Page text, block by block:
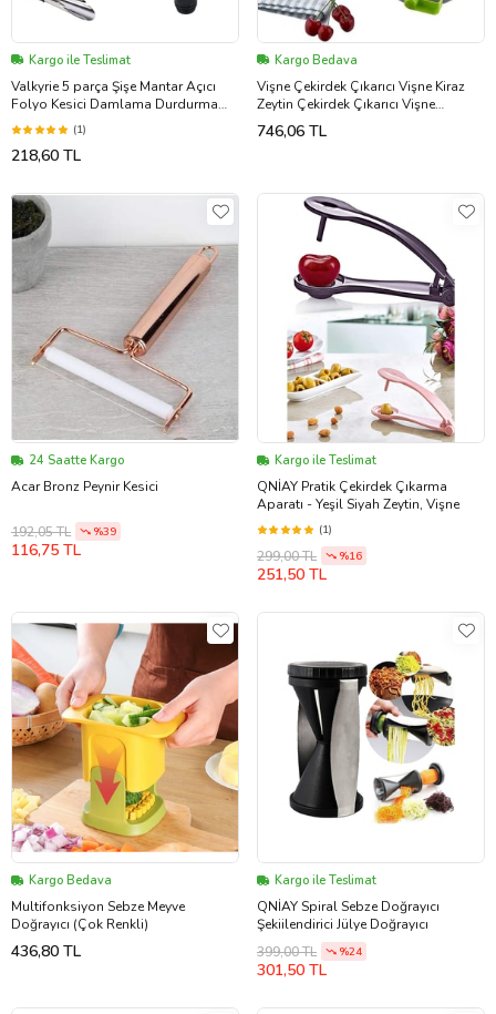
Kargo ile Teslimat
Valkyrie 5 parça Şişe Mantar Açıcı
Folyo Kesici Damlama Durdurma
Halkası Tirbuşon Şişe Tıpası Seti
(1)
218,60 TL
Kargo Bedava
Vişne Çekirdek Çıkarıcı Vişne Kiraz
Zeytin Çekirdek Çıkarıcı Vişne
Çekirdek Çıka
746,06 TL
24 Saatte Kargo
Acar Bronz Peynir Kesici
192,05 TL %39
116,75 TL
Kargo ile Teslimat
QNİAY Pratik Çekirdek Çıkarma
Aparatı - Yeşil Siyah Zeytin, Vişne
(1)
299,00 TL %16
251,50 TL
Kargo Bedava
Multifonksiyon Sebze Meyve
Doğrayıcı (Çok Renkli)
436,80 TL
Kargo ile Teslimat
QNİAY Spiral Sebze Doğrayıcı
Şekiilendirici Jülye Doğrayıcı
399,00 TL
%24
301,50 TL